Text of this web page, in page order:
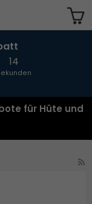
13
für Hüte und